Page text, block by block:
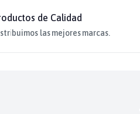
de Calidad
las mejores marcas.